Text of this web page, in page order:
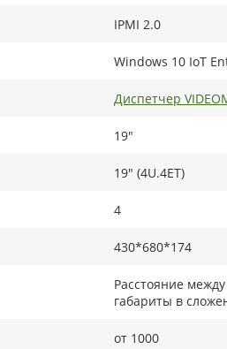
IPMI 2.0
Windows 10 IoT
Диспетчер
19"
19" (4U.4ET)
4
430*680*174
Расстояние
габариты в
от 1000